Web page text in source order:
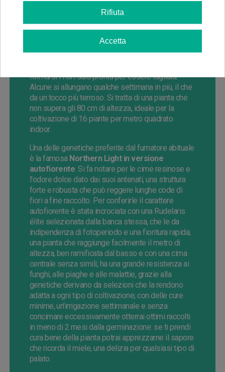
Ryder Auto, una afgana pura depurata per anni
incrociata con una Rudelaris selezionata per la
grande resistenza e per la forza. L'afgana apporta
pietre esattamente e uno strato di resina che
ricopre la pianta. La Rudelaris conferisce velocità
formarsi i fiori sarà pronta per essere tagliata.
Alcune si allungano qualche settimana in più, il che
da un tocco più terroso. Si tratta di una pianta che
non supera gli 80 cm di altezza, ideale per la
coltivazione di 16 piante per metro quadrato
indoor.
Una delle genetiche preferite dal fumatore abituale
è la famosaNorthern Light in versione
autofiorente. Si fa notare per le cime resinose e
l'odore dolce dato dai suoi antenati, una struttura
forte e robusta che può reggere lunghe code di
fiori a fine raccolto. Per conferirle il carattere
autofiorente è stata incrociata con una Rudelaris
élite selezionata dalla banca stessa, che le da
indipendenza di fotoperiodo e una fioritura rapida;
una pianta che raggiunge facilmente il metro di
altezza, ben ramificata dal basso e con una cima
centrale senza simili; ha una grande resistenza ai
funghi, alle piaghe e alle malattie, grazie alla
genetiche derivano da selezioni che la rendono
adatta a ogni tipo di coltivazione; con delle cure
minime, un'irrigazione settimanale e senza
concimare eccessivamente otterrai ottimi raccolti
in meno di 2 mesi dalla germinazione: se ti prendi
cura bene della pianta potrai apprezzarne il sapore
che ricorda il miele, una delizia per qualsiasi tipo di
palato.
Rifiuta
Accetta